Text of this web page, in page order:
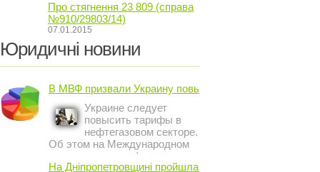
Про стягнення 23 809 (справа
№910/29803/14)
07.01.2015
Юридичні новини
В МВФ призвали Украину повысить ...
Украине следует
повысить тарифы в
нефтегазовом секторе.
Об этом на Международном
инвестиционном форуме в
Киеве заявил постоянный
На Дніпропетровщині пройшла акція ...